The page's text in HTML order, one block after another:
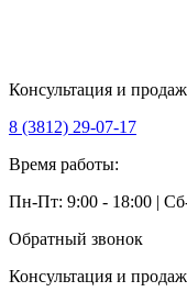
Консультация и
8 (3812) 29-07-17
Время работы:
Пн-Пт: 9:00 - 18:00 |
Обратный звонок
Консультация и